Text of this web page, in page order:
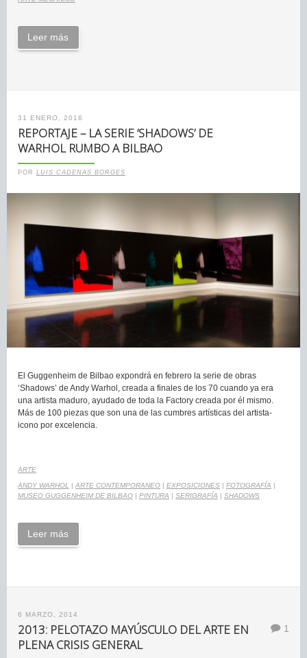
Leer más
31 ENERO, 2016
REPORTAJE – LA SERIE ‘SHADOWS’ DE
WARHOL RUMBO A BILBAO
POR LUIS CADENAS BORGES
El Guggenheim de Bilbao expondrá en febrero la serie de obras
‘Shadows’ de Andy Warhol, creada a finales de los 70 cuando ya era
una artista maduro, ayudado de toda la Factory creada por él mismo.
Más de 100 piezas que son una de las cumbres artísticas del artista-
icono por excelencia.
ARTE
ANDY WARHOL | ARTE CONTEMPORANEO | EXPOSICIONES | FOTOGRAFÍA |
MUSEO GUGGENHEIM DE BILBAO | PINTURA | SERIGRAFÍA | SHADOWS
Leer más
6 MARZO, 2014
2013: PELOTAZO MAYÚSCULO DEL ARTE EN
PLENA CRISIS GENERAL
1